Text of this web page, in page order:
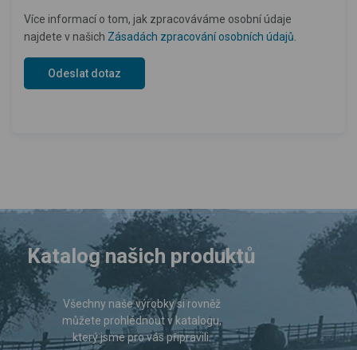
Více informací o tom, jak zpracováváme osobní údaje
najdete v našich Zásadách zpracování osobních údajů
Katalog našich produktů
Všechny naše výrobky si rovněž
můžete prohlédnout v katalogu,
který jsme pro vás připravili.